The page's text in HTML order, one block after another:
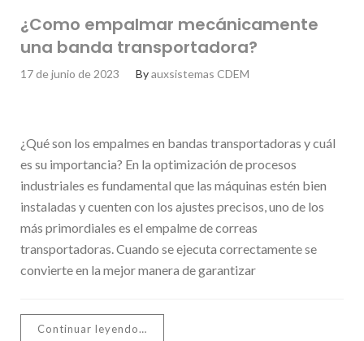
¿Como empalmar mecánicamente
una banda transportadora?
17 de junio de 2023 Byauxsistemas CDEM
¿Qué son los empalmes en bandas transportadoras y cuál
es su importancia? En la optimización de procesos
industriales es fundamental que las máquinas estén bien
instaladas y cuenten con los ajustes precisos, uno de los
más primordiales es el empalme de correas
transportadoras. Cuando se ejecuta correctamente se
convierte en la mejor manera de garantizar
Continuar leyendo…